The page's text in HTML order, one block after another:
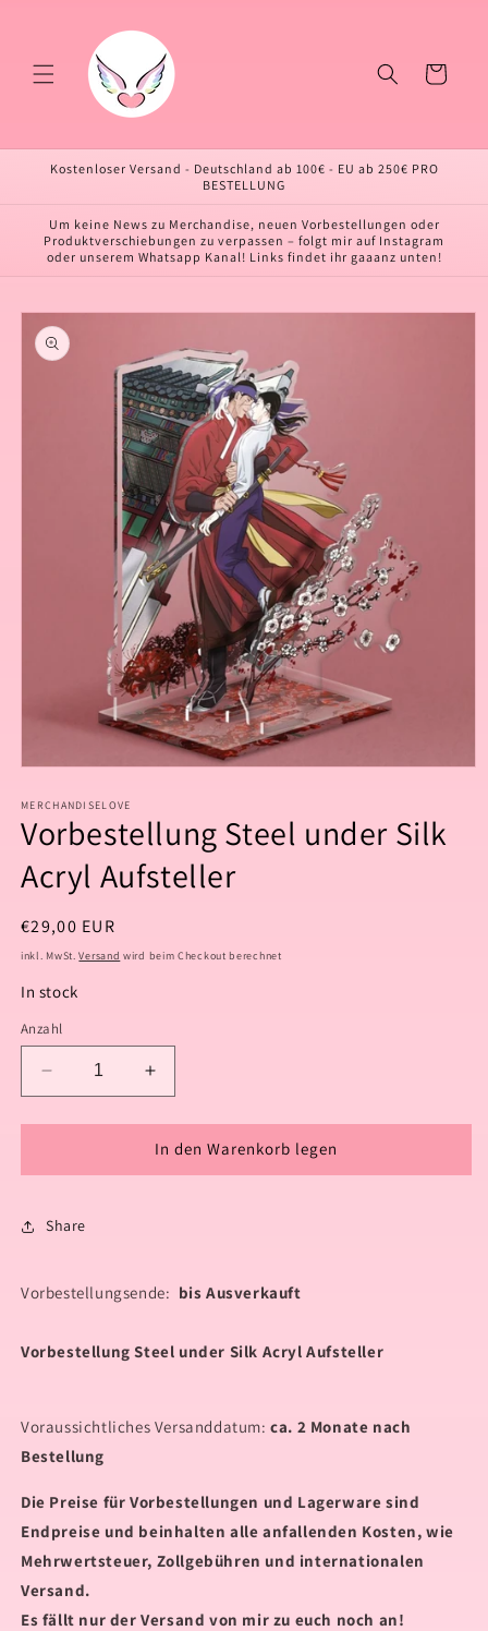
Warenkorb
Kostenloser Versand - Deutschland ab 100€ - EU ab 250€ PRO
BESTELLUNG
Um keine News zu Merchandise, neuen Vorbestellungen oder
Produktverschiebungen zu verpassen – folgt mir auf Instagram
oder unserem Whatsapp Kanal! Links findet ihr gaaanz unten!
in
Modal
öffnen
MERCHANDISELOVE
Vorbestellung Steel under Silk
Acryl Aufsteller
Normaler
Preis
€29,00 EUR
inkl. MwSt.Versand wird beim Checkout berechnet
In stock
Anzahl
Verringere
die
Menge
Vorbestellung
under
Aufsteller
Erhöhe
die
Menge
für
Vorbestellung
Aufsteller
In den Warenkorb legen
Share
Vorbestellungsende: bis Ausverkauft
Vorbestellung Steel under Silk Acryl Aufsteller
Voraussichtliches Versanddatum:ca. 2 Monate nach
Bestellung
Die Preise für Vorbestellungen und Lagerware sind
Endpreise und beinhalten alle anfallenden Kosten, wie
Mehrwertsteuer, Zollgebühren und internationalen
Versand.
Es fällt nur der Versand von mir zu euch noch an!